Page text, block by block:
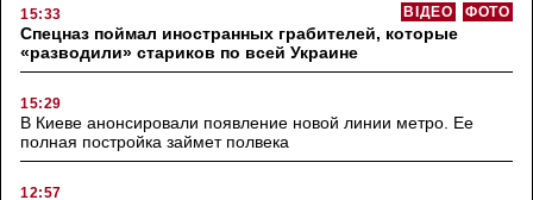
15:33 ФОТО
ВІДЕО
Спецназ поймал иностранных грабителей, которые
«разводили» стариков по всей Украине
15:29
В Киеве анонсировали появление новой линии метро. Ее
полная постройка займет полвека
12:57